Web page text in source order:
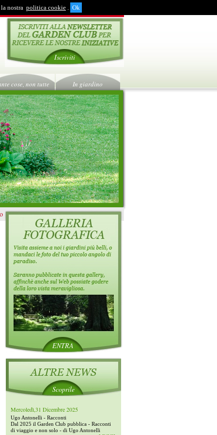
nostra politica cookie .
Iscriviti
cose, non tutte In giardino
ENTRA
Scoprile
Mercoledì,31 Dicembre 2025
Ugo Antonelli - Racconti
Dal 2025 il Garden Club pubblica - Racconti
di viaggio e non solo - di Ugo Antonelli